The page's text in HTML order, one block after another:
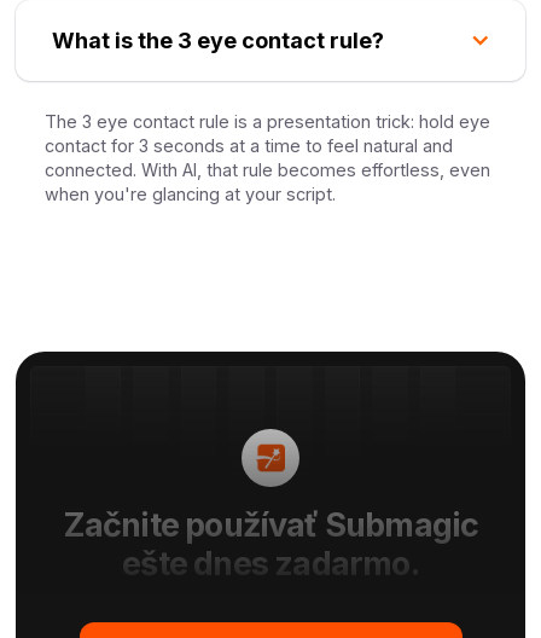
What is the 3 eye contact rule?
The 3 eye contact rule is a presentation trick: hold eye
contact for 3 seconds at a time to feel natural and
connected. With AI, that rule becomes effortless, even
when you're glancing at your script.
Začnite používať Submagic
ešte dnes zadarmo.